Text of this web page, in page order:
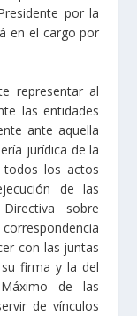
por la
en el cargo por
representar al
las entidades
ante aquella
jurídica de la
todos los actos
de las
sobre
con las juntas
firma y la del
de las
de vínculos